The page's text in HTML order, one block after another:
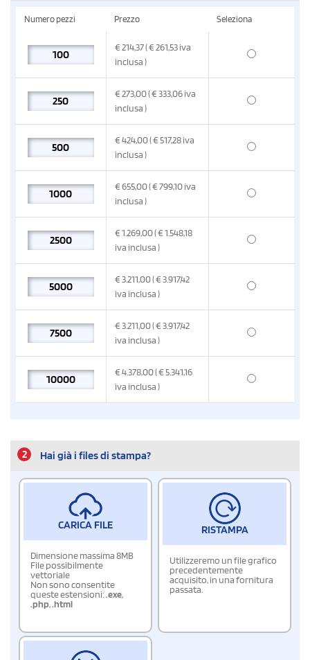
Numero pezzi Prezzo Seleziona
€214,37( € 261,53iva
inclusa)
€273,00( € 333,06iva
inclusa)
€424,00( € 517,28iva
inclusa)
€655,00( € 799,10iva
inclusa)
€1.269,00( € 1.548,18
iva inclusa)
€3.211,00( € 3.917,42
iva inclusa)
€3.211,00( € 3.917,42
iva inclusa)
€4.378,00( € 5.341,16
iva inclusa)
2 Hai già i files di stampa?
CARICA FILE
Dimensione massima 8MB
File possibilmente
vettoriale
Non sono consentite
queste estensioni:.exe,
.php,.html
RISTAMPA
Utilizzeremo un file grafico
precedentemente
acquisito, in una fornitura
passata.